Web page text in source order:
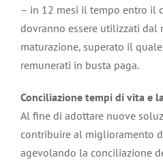
– in 12 mesi il tempo entro il
dovranno essere utilizzati dal
maturazione, superato il
remunerati in busta paga.
Conciliazione tempi di vita e
Al fine di adottare nuove
contribuire al miglioramento
agevolando la conciliazione